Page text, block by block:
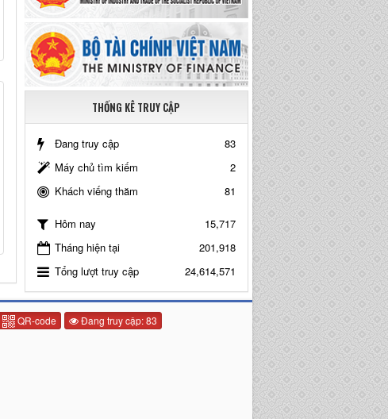
THỐNG KÊ TRUY CẬP
Đang truy cập
83
Máy chủ tìm kiếm
2
Khách viếng thăm
81
Hôm nay
15,717
Tháng hiện tại
201,918
Tổng lượt truy cập
24,614,571
QR-code Đang truy cập: 83